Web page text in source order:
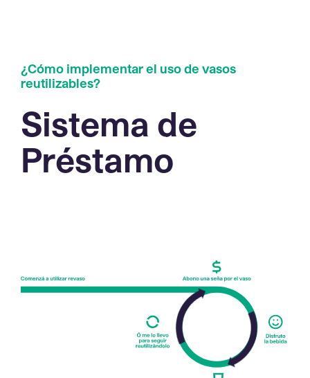
¿Cómo implementar el uso de vasos
reutilizables?
Sistema de
Préstamo